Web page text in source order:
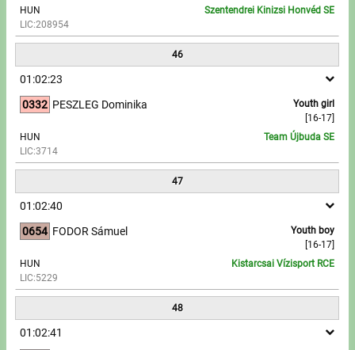
HUN
LIC:208954
Szentendrei Kinizsi Honvéd SE
46
01:02:23
0332
Youth girl
[16-17]
PESZLEG Dominika
HUN
LIC:3714
Team Újbuda SE
47
01:02:40
0654
Youth boy
[16-17]
FODOR Sámuel
HUN
LIC:5229
Kistarcsai Vízisport RCE
48
01:02:41